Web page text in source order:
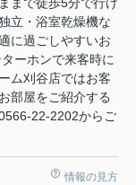
立・浴室乾燥機な
に過ごしやすいお
ーホンで来客時に
ム刈谷店ではお客
部屋をご紹介する
22-2202からご
情報の見方